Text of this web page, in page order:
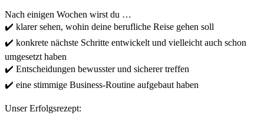
Nach einigen Wochen wirst du …
✔️ klarer sehen, wohin deine berufliche Reise gehen soll
✔️ konkrete nächste Schritte entwickelt und vielleicht auch schon
umgesetzt haben
✔️ Entscheidungen bewusster und sicherer treffen
✔️ eine stimmige Business-Routine aufgebaut haben
Unser Erfolgsrezept: